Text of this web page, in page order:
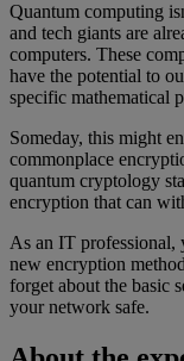
Quantum computing
and tech giants are
computers. These
have the potential to
specific mathematical
Someday, this might
commonplace
quantum cryptology
encryption that can
As an IT professional,
new encryption
forget about the basic
your network safe.